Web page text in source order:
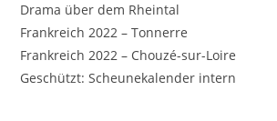
Drama über dem Rheintal
Frankreich 2022 – Tonnerre
Frankreich 2022 – Chouzé-sur-Loire
Geschützt: Scheunekalender intern